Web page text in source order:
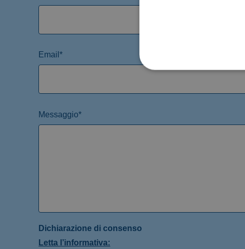
Email*
Messaggio*
Dichiarazione di consenso
Letta l’informativa: